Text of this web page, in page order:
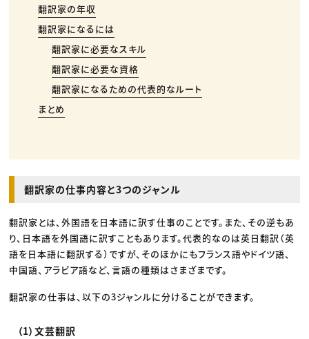
翻訳家の年収
翻訳家になるには
翻訳家に必要なスキル
翻訳家に必要な資格
翻訳家になるための代表的なルート
まとめ
翻訳家の仕事内容と3つのジャンル
翻訳家とは、外国語を日本語に訳す仕事のことです。また、その逆もあ
り、日本語を外国語に訳すこともあります。代表的なのは英日翻訳（英
語を日本語に翻訳する）ですが、そのほかにもフランス語やドイツ語、
中国語、アラビア語など、言語の種類はさまざまです。
翻訳家の仕事は、以下の3ジャンルに分けることができます。
（1）文芸翻訳